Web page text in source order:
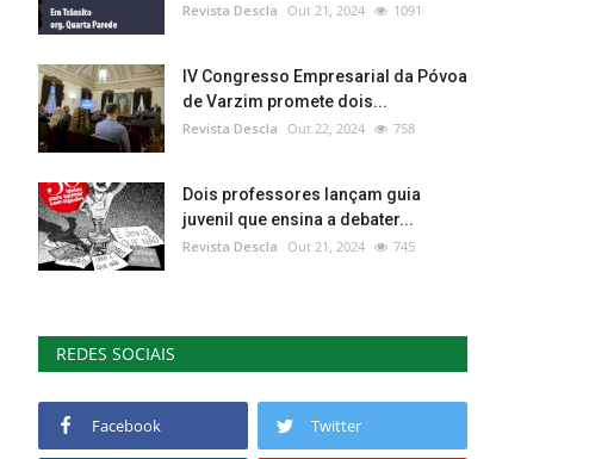
Revista Descla Out 21, 2024 1091
IV Congresso Empresarial da Póvoa
de Varzim promete dois...
Revista Descla Out 22, 2024 758
Dois professores lançam guia
juvenil que ensina a debater...
Revista Descla Out 21, 2024 745
REDES SOCIAIS
Facebook Twitter